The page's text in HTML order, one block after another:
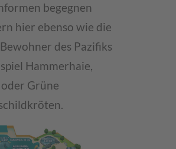
begegnen
hier ebenso wie die
des Pazifiks
Hammerhaie,
Grüne